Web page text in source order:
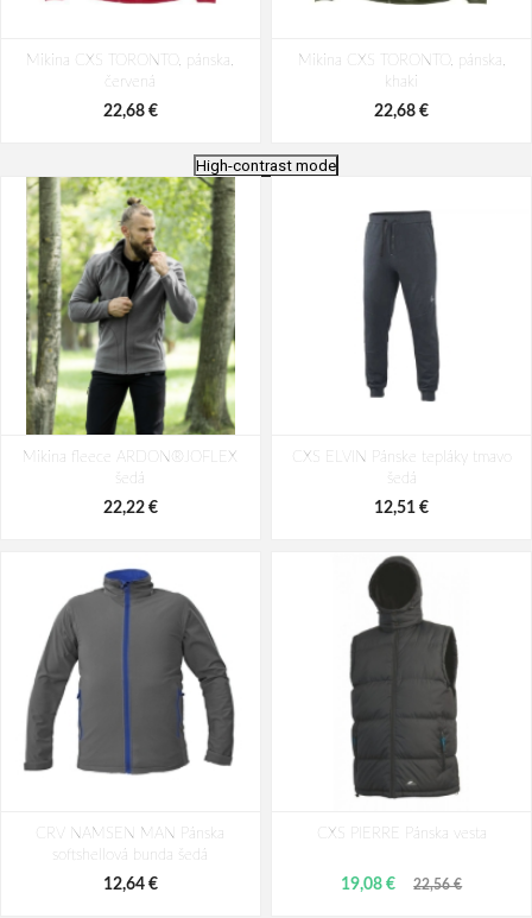
Mikina CXS TORONTO, pánska,
červená
22,68 €
Mikina CXS TORONTO, pánska,
khaki
22,68 €
Mikina CXS TORONTO, pánska,
zelená
22,68 €
oceľovo modrá
22,68 €
High-contrast mode
Mikina fleece ARDON®JOFLEX
šedá
22,22 €
CXS ELVIN Pánske tepláky tmavo
šedá
12,51 €
CRV NAMSEN MAN Pánska
softshellová bunda šedá
12,64 €
CXS PIERRE Pánska vesta
19,08 € 22,56 €